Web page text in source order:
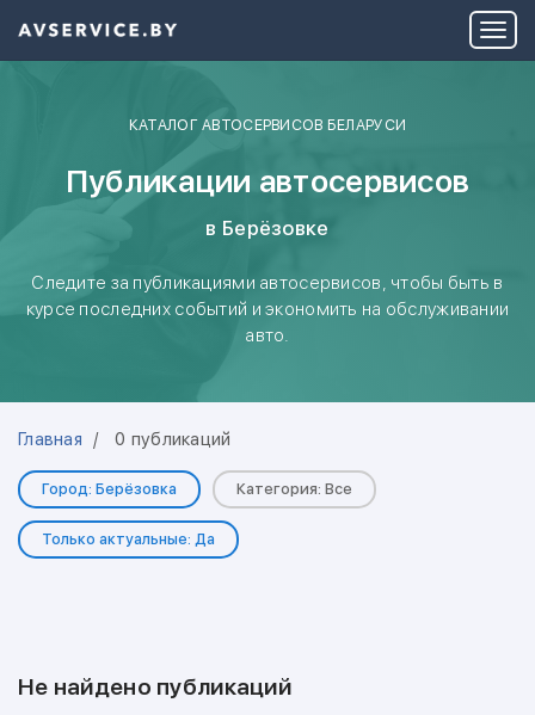
КАТАЛОГ АВТОСЕРВИСОВ БЕЛАРУСИ
Публикации автосервисов
в Берёзовке
Следите за публикациями автосервисов, чтобы быть в
курсе последних событий и экономить на обслуживании
авто.
Главная 0 публикаций
Город: Берёзовка Категория: Все
Только актуальные: Да
Не найдено публикаций